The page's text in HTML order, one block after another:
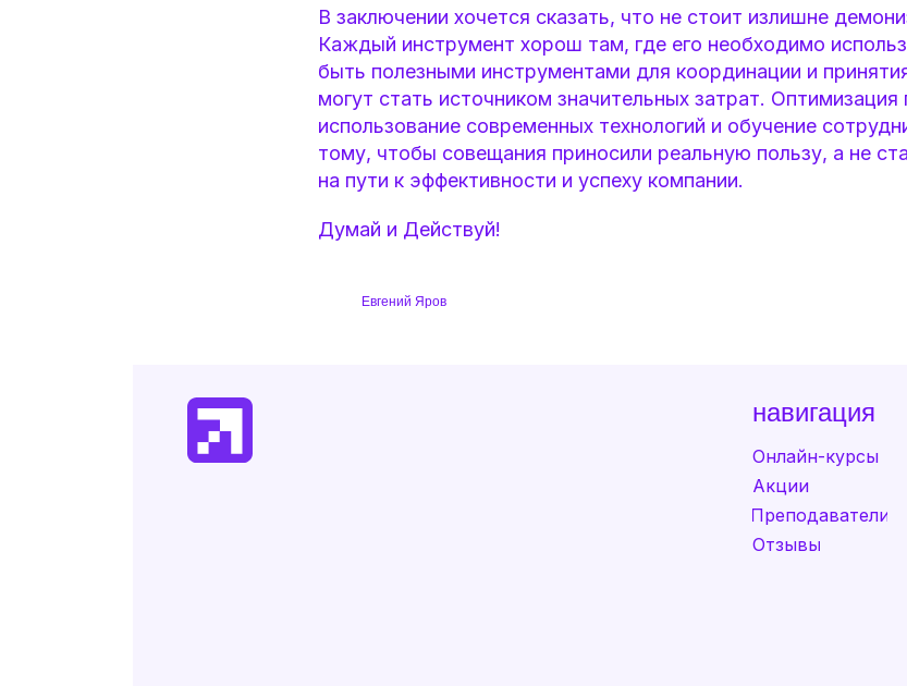
В заключении хочется сказать, что не стоит излишне
Каждый инструмент хорош там, где его необходимо
быть полезными инструментами для координации и
могут стать источником значительных затрат. Оптимизация
использование современных технологий и обучение
тому, чтобы совещания приносили реальную пользу, а не
на пути к эффективности и успеху компании.
Думай и Действуй!
Евгений Яров
навигация
Онлайн-курсы
Акции
Отзывы
Преподаватели